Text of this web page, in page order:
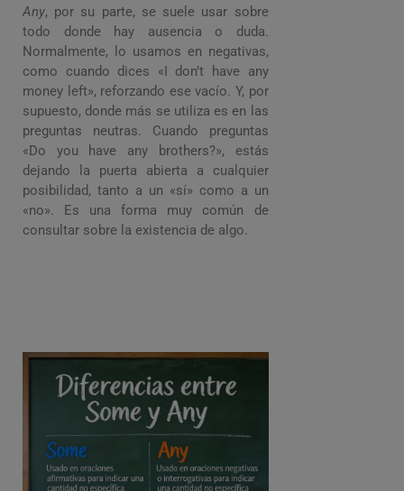
Any, por su parte, se suele usar sobre
todo donde hay ausencia o duda.
Normalmente, lo usamos en negativas,
como cuando dices «I don’t have any
money left», reforzando ese vacío. Y, por
supuesto, donde más se utiliza es en las
preguntas neutras. Cuando preguntas
«Do you have any brothers?», estás
dejando la puerta abierta a cualquier
posibilidad, tanto a un «sí» como a un
«no». Es una forma muy común de
consultar sobre la existencia de algo.